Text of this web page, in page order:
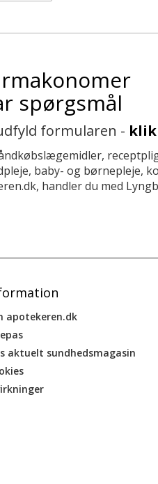
spørgsmål
formularen -
baby- og børnepleje,
handler du med
apotekeren.dk
aktuelt sundhedsmagasin